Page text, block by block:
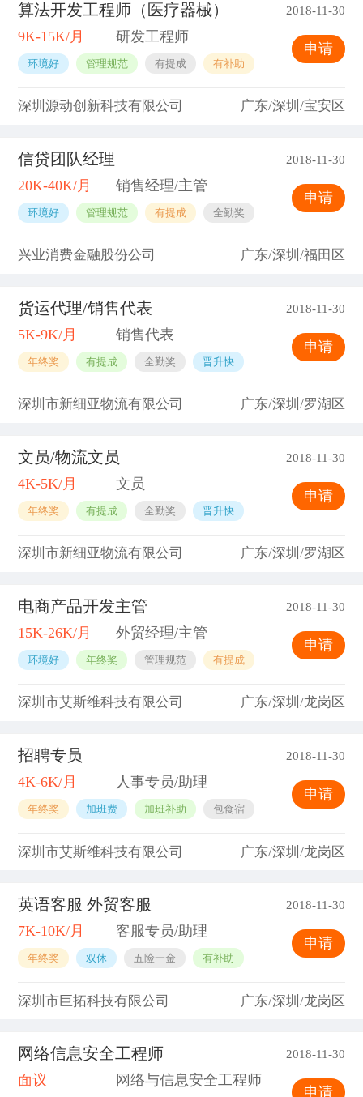
算法开发工程师（医疗器械） 2018-11-30
9K-15K/月 研发工程师
环境好 管理规范 有提成 有补助
申请
深圳源动创新科技有限公司 广东/深圳/宝安区
信贷团队经理 2018-11-30
20K-40K/月 销售经理/主管
环境好 管理规范 有提成 全勤奖
申请
兴业消费金融股份公司 广东/深圳/福田区
货运代理/销售代表 2018-11-30
5K-9K/月 销售代表
年终奖 有提成 全勤奖 晋升快
申请
深圳市新细亚物流有限公司 广东/深圳/罗湖区
文员/物流文员 2018-11-30
4K-5K/月 文员
年终奖 有提成 全勤奖 晋升快
申请
深圳市新细亚物流有限公司 广东/深圳/罗湖区
电商产品开发主管 2018-11-30
15K-26K/月 外贸经理/主管
环境好 年终奖 管理规范 有提成
申请
深圳市艾斯维科技有限公司 广东/深圳/龙岗区
招聘专员 2018-11-30
4K-6K/月 人事专员/助理
年终奖 加班费 加班补助 包食宿
申请
深圳市艾斯维科技有限公司 广东/深圳/龙岗区
英语客服 外贸客服 2018-11-30
7K-10K/月 客服专员/助理
年终奖 双休 五险一金 有补助
申请
深圳市巨拓科技有限公司 广东/深圳/龙岗区
网络信息安全工程师 2018-11-30
面议 网络与信息安全工程师
申请